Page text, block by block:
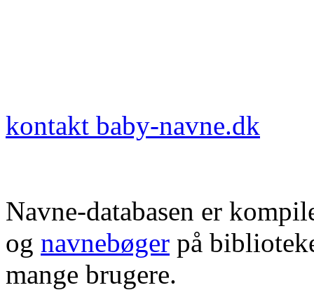
kontakt baby-navne.dk
Navne-databasen er
og navnebøger på
mange brugere.